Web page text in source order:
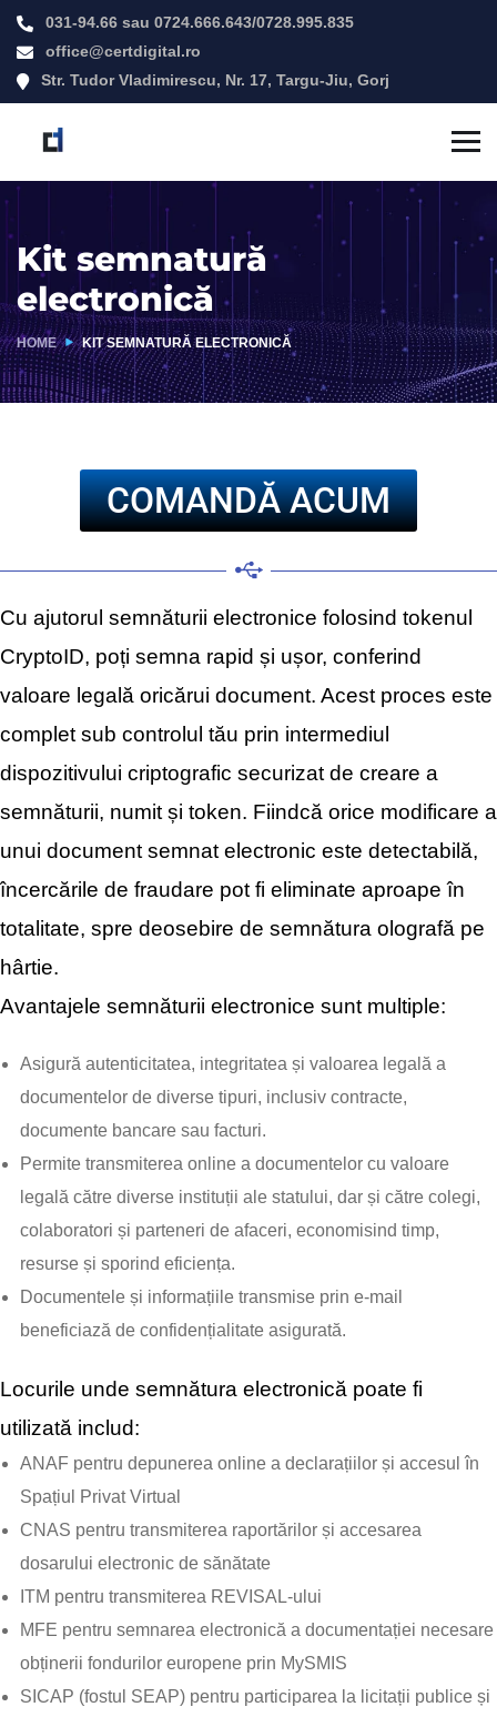
031-94.66 sau 0724.666.643/0728.995.835
office@certdigital.ro
Str. Tudor Vladimirescu, Nr. 17, Targu-Jiu, Gorj
Kit semnatură
electronică
HOME KIT SEMNATURĂ ELECTRONICĂ
COMANDĂ ACUM
Cu ajutorul semnăturii electronice folosind tokenul
CryptoID, poți semna rapid și ușor, conferind
valoare legală oricărui document. Acest proces este
complet sub controlul tău prin intermediul
dispozitivului criptografic securizat de creare a
semnăturii, numit și token. Fiindcă orice modificare a
unui document semnat electronic este detectabilă,
încercările de fraudare pot fi eliminate aproape în
totalitate, spre deosebire de semnătura olografă pe
hârtie.
Avantajele semnăturii electronice sunt multiple:
Asigură autenticitatea, integritatea și valoarea legală a
documentelor de diverse tipuri, inclusiv contracte,
documente bancare sau facturi.
Permite transmiterea online a documentelor cu valoare
legală către diverse instituții ale statului, dar și către colegi,
colaboratori și parteneri de afaceri, economisind timp,
resurse și sporind eficiența.
Documentele și informațiile transmise prin e-mail
beneficiază de confidențialitate asigurată.
Locurile unde semnătura electronică poate fi
utilizată includ:
ANAF pentru depunerea online a declarațiilor și accesul în
Spațiul Privat Virtual
CNAS pentru transmiterea raportărilor și accesarea
dosarului electronic de sănătate
ITM pentru transmiterea REVISAL-ului
MFE pentru semnarea electronică a documentației necesare
obținerii fondurilor europene prin MySMIS
SICAP (fostul SEAP) pentru participarea la licitații publice și